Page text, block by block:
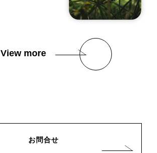
View more
お問合せ